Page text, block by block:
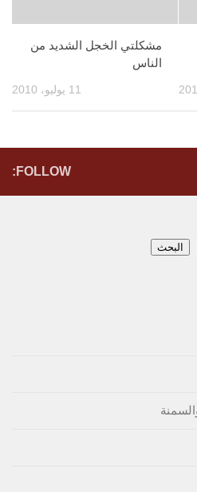
مشكلتي الخجل الشديد من
الناس
11 يوليو، 2010
FOLLOW:
البحث